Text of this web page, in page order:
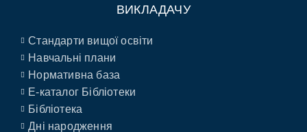
ВИКЛАДАЧУ
Стандарти вищої освіти
Навчальні плани
Нормативна база
E-каталог Бібліотеки
Бібліотека
Дні народження